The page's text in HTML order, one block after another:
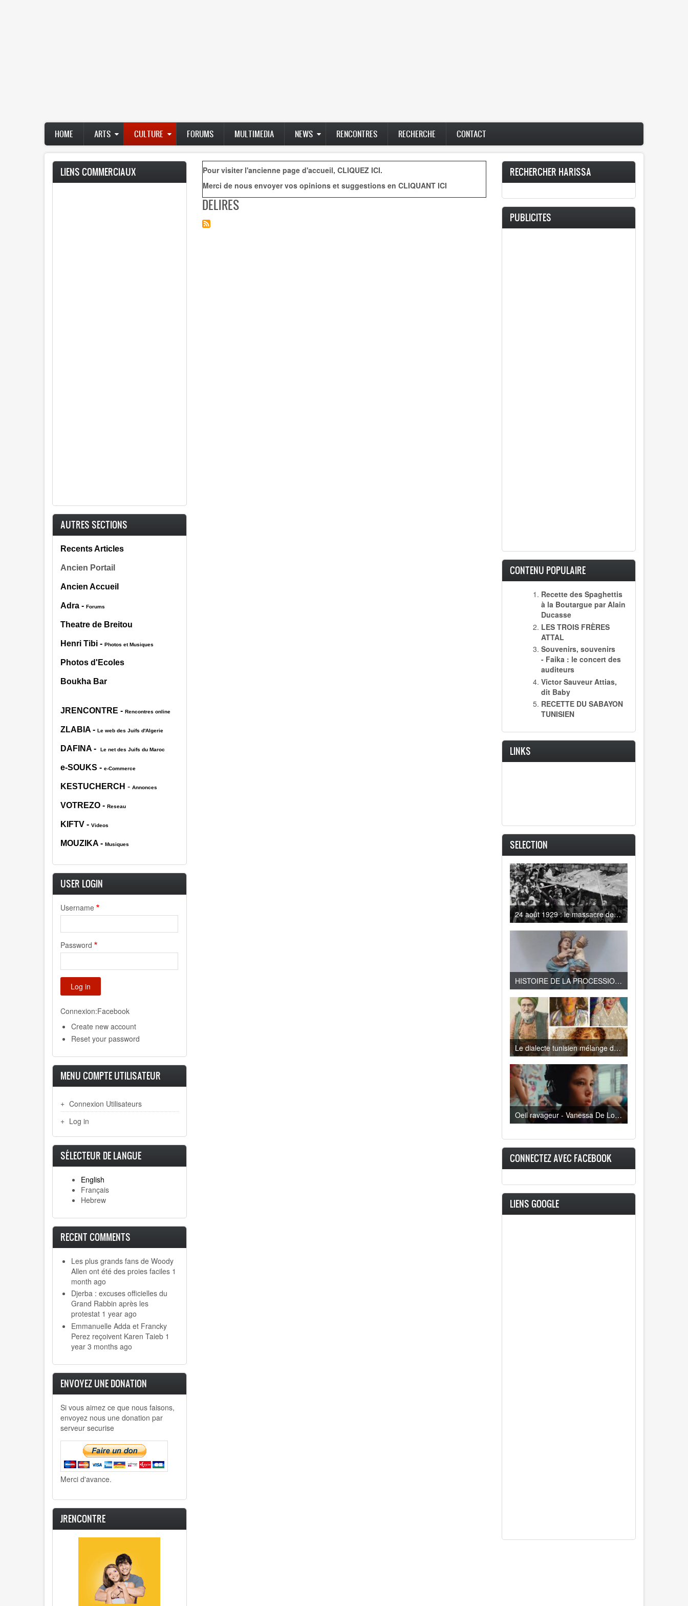
Main
navigation
HOME ARTS CULTURE FORUMS MULTIMEDIA NEWS RENCONTRES RECHERCHE CONTACT
LIENS COMMERCIAUX
AUTRES SECTIONS
Recents Articles
Ancien Portail
Ancien Accueil
Adra - Forums
Theatre de Breitou
Henri Tibi - Photos et Musiques
Photos d'Ecoles
Boukha Bar
JRENCONTRE - Rencontres online
ZLABIA - Le web des Juifs d'Algerie
DAFINA - Le net des Juifs du Maroc
e-SOUKS - e-Commerce
KESTUCHERCH - Annonces
VOTREZO - Reseau
KIFTV - Videos
MOUZIKA - Musiques
USER LOGIN
Username
Password
Connexion:Facebook
Create new account
Reset your password
MENU COMPTE UTILISATEUR
Connexion Utilisateurs
Log in
SÉLECTEUR DE LANGUE
English
Français
Hebrew
RECENT COMMENTS
Les plus grands fans de Woody
Allen ont été des proies faciles 1
month ago
Djerba : excuses officielles du
Grand Rabbin après les
protestat 1 year ago
Emmanuelle Adda et Francky
Perez reçoivent Karen Taieb 1
year 3 months ago
ENVOYEZ UNE DONATION
Si vous aimez ce que nous faisons,
envoyez nous une donation par
serveur securise
Merci d'avance.
JRENCONTRE
Pour visiter l'ancienne page d'accueil, CLIQUEZ ICI.
Merci de nous envoyer vos opinions et suggestions en CLIQUANT ICI
DELIRES
RECHERCHER HARISSA
PUBLICITES
CONTENU POPULAIRE
Recette des Spaghettis
à la Boutargue par Alain
Ducasse
LES TROIS FRÈRES
ATTAL
Souvenirs, souvenirs
- Faika : le concert des
auditeurs
Victor Sauveur Attias,
dit Baby
RECETTE DU SABAYON
TUNISIEN
LINKS
SELECTION
24 août 1929 : le massacre des juifs d'Hébron
HISTOIRE DE LA PROCESSION DE LA VIERGE DE TRAPANI A LA GOULETTE
Le dialecte tunisien mélange de Turc, d’Espagnol, de Français , de Berbère, d’Italien…
Oeil ravageur - Vanessa De Loya Stauber
CONNECTEZ AVEC FACEBOOK
LIENS GOOGLE